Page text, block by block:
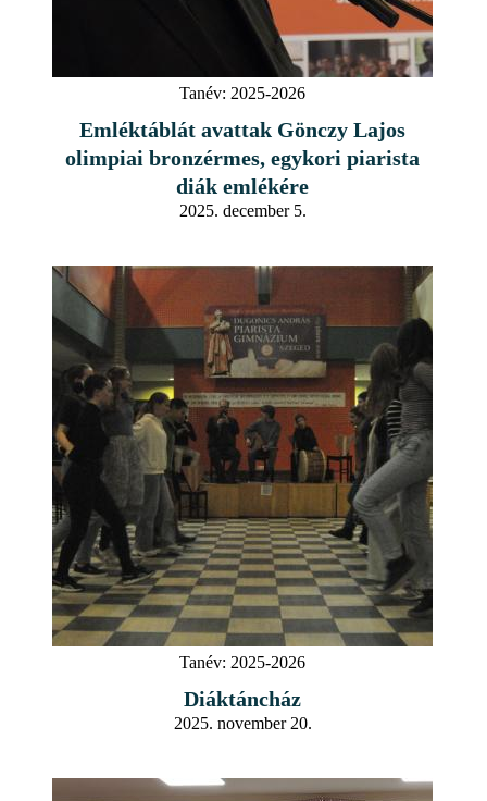
Tanév: 2025-2026
Emléktáblát avattak Gönczy Lajos
olimpiai bronzérmes, egykori piarista
diák emlékére
2025. december 5.
Tanév: 2025-2026
Diáktáncház
2025. november 20.